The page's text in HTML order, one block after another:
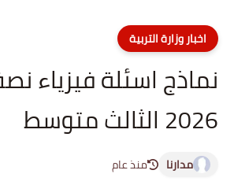
اخبار وزارة التربية
نماذج اسئلة فيزياء
2026 الثالث متوسط
مدارنا منذ عام